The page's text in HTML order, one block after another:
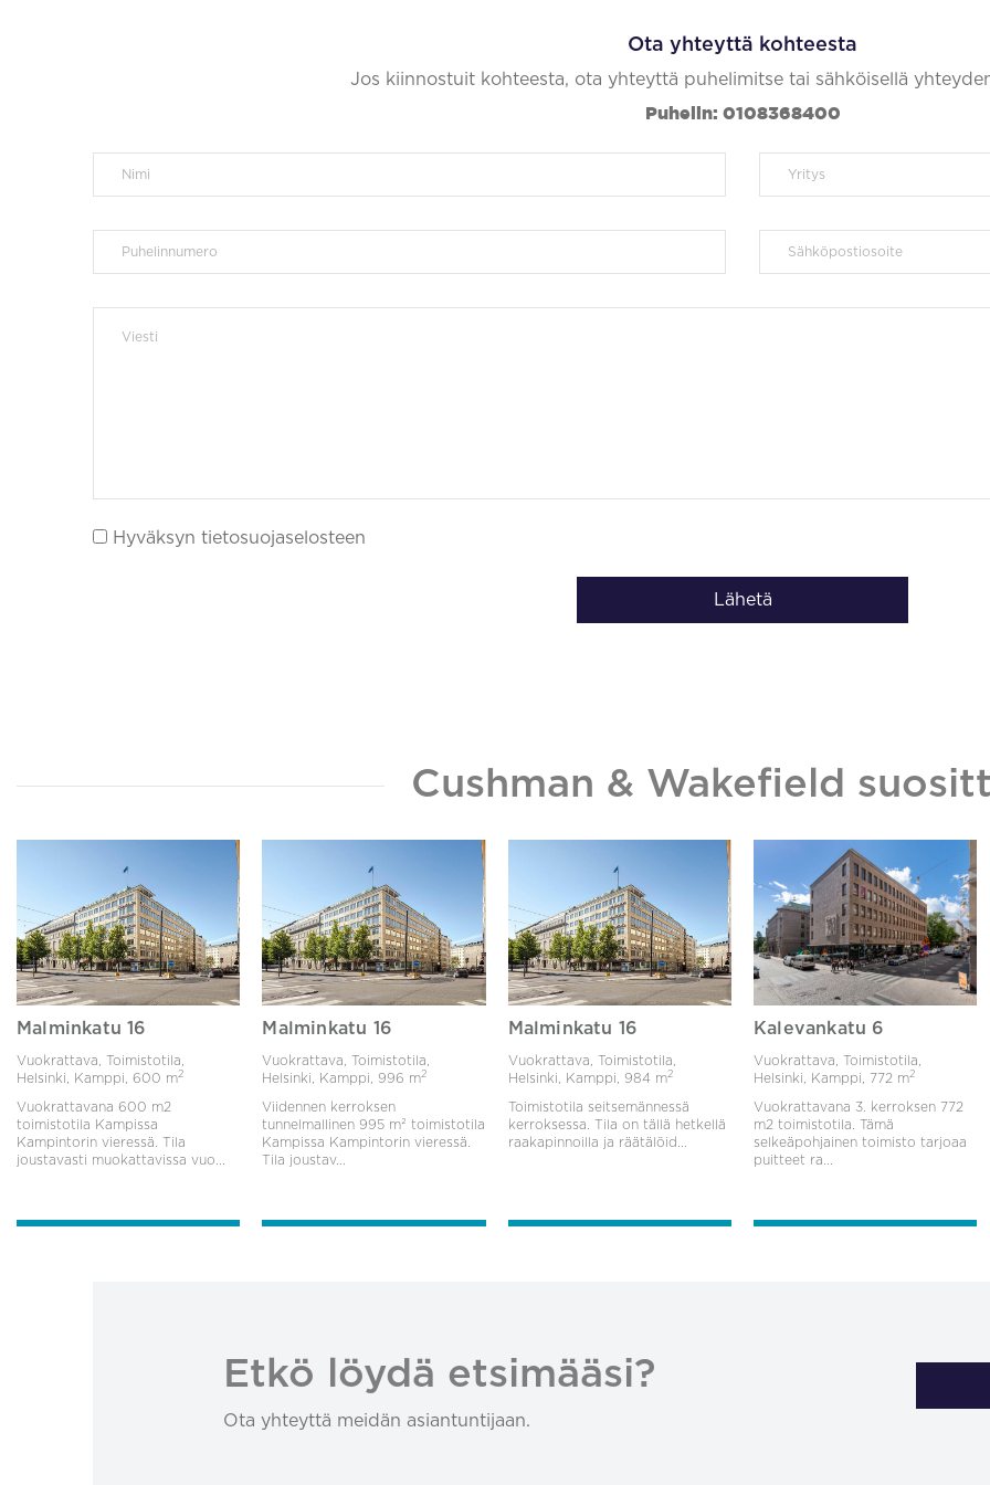
Ota yhteyttä kohteesta
Jos kiinnostuit kohteesta, ota yhteyttä puhelimitse tai sähköisellä
Puhelin: 0108368400
Hyväksyn tietosuojaselosteen
Lähetä
Cushman & Wakefield
Malminkatu 16
Vuokrattava, Toimistotila,
Helsinki, Kamppi, 600 m2
Vuokrattavana 600 m2
toimistotila Kampissa
Kampintorin vieressä. Tila
joustavasti muokattavissa vuo...
Malminkatu 16
Vuokrattava, Toimistotila,
Helsinki, Kamppi, 996 m2
Viidennen kerroksen
tunnelmallinen 995 m² toimistotila
Kampissa Kampintorin vieressä.
Tila joustav...
Malminkatu 16
Vuokrattava, Toimistotila,
Helsinki, Kamppi,
984 m2
Toimistotila seitsemännessä
kerroksessa. Tila on tällä hetkellä
raakapinnoilla ja räätälöid...
Kalevankatu 6
Vuokrattava, Toimistotila,
Helsinki, Kamppi, 772 m2
Vuokrattavana 3. kerroksen 772
m2 toimistotila. Tämä
selkeäpohjainen toimisto tarjoaa
puitteet ra...
Etkö löydä etsimääsi?
Ota yhteyttä meidän asiantuntijaan.